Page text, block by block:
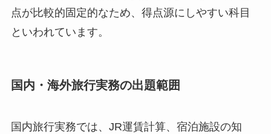
点が比較的固定的なため、得点源にしやすい科目
といわれています。
国内・海外旅行実務の出題範囲
国内旅行実務では、JR運賃計算、宿泊施設の知